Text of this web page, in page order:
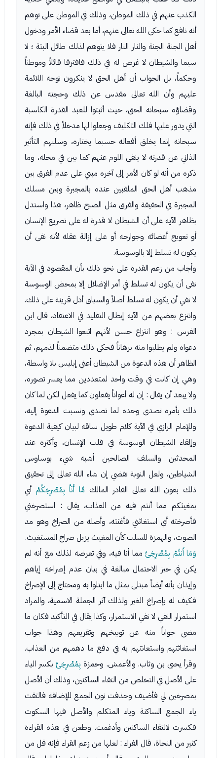
الكذب عنهم في ذلك الموطن، وذلك في الموطن على توهم
أنه نافع كما حكى الله تعالى عنهم، أما بعد قضاء الأمر ودخول
أهل الجنة الجنة والنار النار فلا يتوهم لذلك طائل البتة ؛ لا
سيما والشيطان لا غرض له في ذلك فافترقا قائلاً وموطناً
وحكماً، بل الجواب أن أهل الحق لا ينكرون توجه اللائمة
عليهم وأن الله تعالى مقدس عن ذلك وحجته البالغة
وقضاؤه سبحانه الحق، حيث أثبتوا للعبد القدرة الكاسبة
التي يدور عليها فلك التكليف وجعلوا لها مدخلاً في ذلك فإنه
سبحانه إنما يخلق أفعاله حسبما يختاره، وسلبهم التأثير
الذاتي عن قدرته لا ينفي اللوم عنهم كما بين في محله، وما
ذكره من أنه لو كان الأمر إلى آخره مبني على عدم الفرق بين
مذهب أهل الحق الملقبين عنده بالمجبرة وبين مسلك
المجبرة في الحقيقة والفرق مثل الصبح ظاهر، هذا واستدل
بظاهر الآية على أن الشيطان لا قدرة له على تصريع الإنسان
أو تعويج أعضائه وجوارحه أو على إزالة عقله لأنه نفى أن
يكون له تسلط إلا بالوسوسة.
وأجاب من زعم القدرة على نحو ذلك بأن المقصود في الآية
نفى أن يكون له تسلط في أمر الإضلال إلا بمحض الوسوسة
لا نفي أن يكون له تسلط أصلاً والسياق أدل قرينة على ذلك.
وانتزع بعضهم من الآية إبطال التقليد في الاعتقاد، قال ابن
الفرس : وهو انتزاع حسن لأنهم اتبعوا الشيطان بمجرد
دعواه ولم يطلبوا منه برهاناً فحكى ذلك متضمناً لذمهم، ثم
الظاهر أن هذه الدعوة من الشيطان أعني إبليس بلا واسطة،
وهي إن كانت في وقت واحد لمتعددين مما يعسر تصوره،
ولا يبعد أن يقال : إن له أعواناً يفعلون كما يفعل لكن لما كان
ذلك بأمره تصدى وحده لما تصدى ونسبت الدعوة إليه،
وللإمام الرازي في الآية كلام طويل ساقه لبيان كيفية الدعوة
وإلقاء الشيطان الوسوسة في قلب الإنسان، وأكثره عند
المحدثين والسلف الصالحين أشبه شيء بوساوس
الشياطين، ولعل النوبة تفضي إن شاء الله تعالى إلى تحقيق
ذلك بعون الله تعالى القادر المالك مَّا أَنَاْ بِمُصْرِخِكُمْ أي
بمغيثكم مما أنتم فيه من العذاب، يقال : استصرخني
فأصرخته أي استغاثني فأغثته، وأصله من الصراخ وهو مد
الصوت، والهمزة للسلب كأن المغيث يزيل صراخ المستغيث.
وَمَا أَنتُمْ بِمُصْرِخِىَّ مما أنا فيه، وفي تعرضه لذلك مع أنه لم
يكن في حيز الاحتمال مبالغة في بيان عدم إصراخه إياهم
وإيذان بأنه أيضاً مبتلى بمثل ما ابتلوا به ومحتاج إلى الإصراخ
فكيف له بإصراخ الغير ولذلك آثر الجملة الاسمية، والمراد
استمرار النفي لا نفي الاستمرار، وكذا يقال في التأكيد فكان ما
مضى جواباً منه عن توبيخهم وتقريعهم وهذا جواب
استغاثتهم واستعانتهم به في دفع ما دهمهم من العذاب.
وقرأ يحيى بن وثاب. والأعمش. وحمزة بِمُصْرِخِىَّ بكسر الياء
على الأصل في التخلص من التقاء الساكنين، وذلك أن الأصل
بمصرخين لي فأضيف وحذفت نون الجمع للإضافة فالتقت
ياء الجمع الساكنة وياء المتكلم والأصل فيها السكوت
فكسرت لالتقاء الساكنين وأدغمت. وطعن في هذه القراءة
كثير من النحاة، قال الفراء : لعلها من زعم القراء فإنه قل من